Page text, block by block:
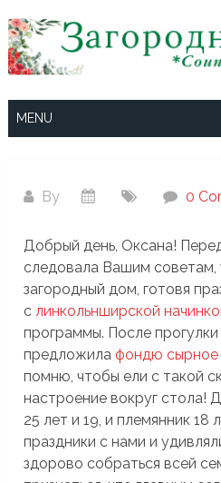
to
content
MENU
By 0
Добрый день, Оксана!
следовала Вашим советам,
загородный дом, готовя
слинкольнширской
программы. После прогулки
предложилафондю сырное
помню, чтобы ели с такой
настроение вокруг стола!
25 лет и 19, и племянник 18
праздники с нами и
здорово собраться всей